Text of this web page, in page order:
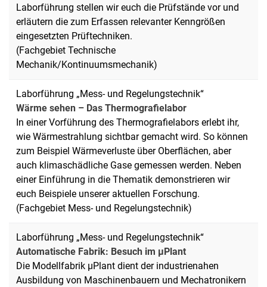
Laborführung stellen wir euch die Prüfstände vor und
erläutern die zum Erfassen relevanter Kenngrößen
eingesetzten Prüftechniken.
(Fachgebiet Technische
Mechanik/Kontinuumsmechanik)
Laborführung „Mess- und Regelungstechnik“
Wärme sehen – Das Thermografielabor
In einer Vorführung des Thermografielabors erlebt ihr,
wie Wärmestrahlung sichtbar gemacht wird. So können
zum Beispiel Wärmeverluste über Oberflächen, aber
auch klimaschädliche Gase gemessen werden. Neben
einer Einführung in die Thematik demonstrieren wir
euch Beispiele unserer aktuellen Forschung.
(Fachgebiet Mess- und Regelungstechnik)
Laborführung „Mess- und Regelungstechnik“
Automatische Fabrik: Besuch im μPlant
Die Modellfabrik µPlant dient der industrienahen
Ausbildung von Maschinenbauern und Mechatronikern